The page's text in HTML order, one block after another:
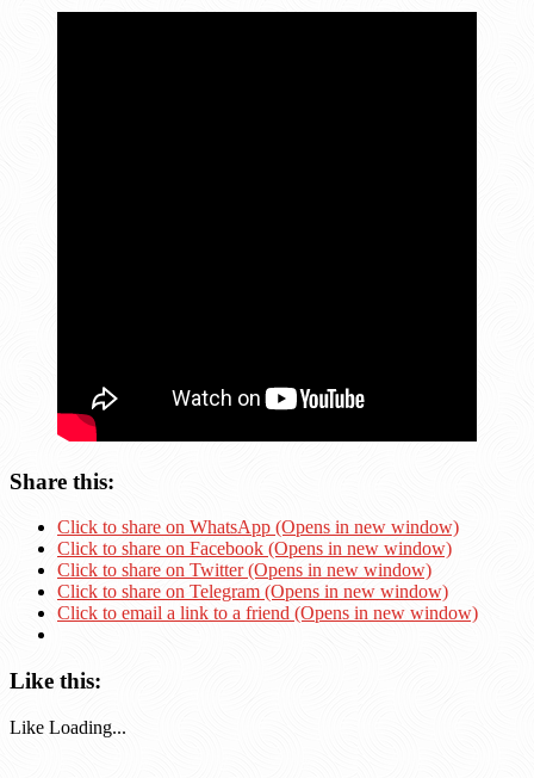
Share this:
Click to share on WhatsApp (Opens in new window)
Click to share on Facebook (Opens in new window)
Click to share on Twitter (Opens in new window)
Click to share on Telegram (Opens in new window)
Click to email a link to a friend (Opens in new window)
Like this:
Like Loading...